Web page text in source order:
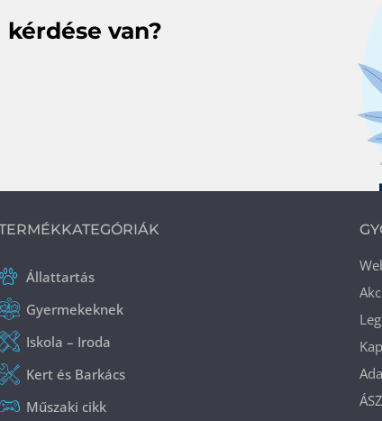
van?
Állattartás
Gyermekeknek
Iskola – Iroda
Kert és Barkács
Műszaki cikk